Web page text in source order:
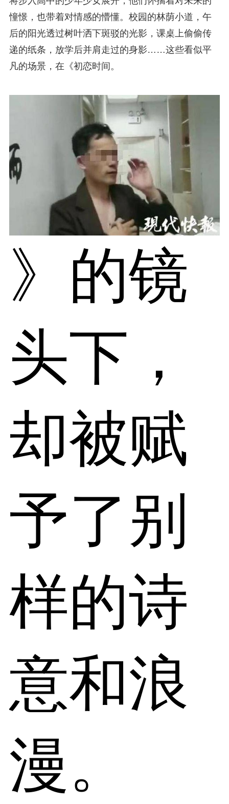
憧憬，也带着对情感的懵懂。校园的林荫小道，午
后的阳光透过树叶洒下斑驳的光影，课桌上偷偷传
递的纸条，放学后并肩走过的身影……这些看似平
凡的场景，在《初恋时间。
》的镜
头下，
却被赋
予了别
样的诗
意和浪
漫。